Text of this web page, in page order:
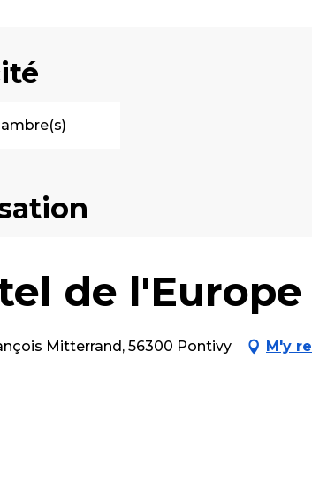
de l'Europe
Mitterrand, 56300 Pontivy M'y